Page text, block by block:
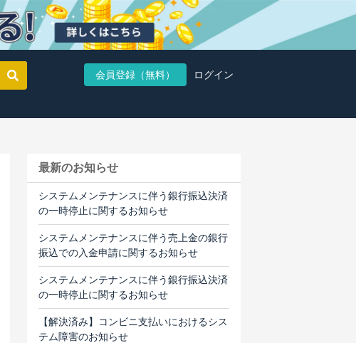
会員登録（無料） ログイン
最新のお知らせ
システムメンテナンスに伴う銀行振込決済
の一時停止に関するお知らせ
システムメンテナンスに伴う売上金の銀行
振込での入金申請に関するお知らせ
システムメンテナンスに伴う銀行振込決済
の一時停止に関するお知らせ
【解決済み】コンビニ支払いにおけるシス
テム障害のお知らせ